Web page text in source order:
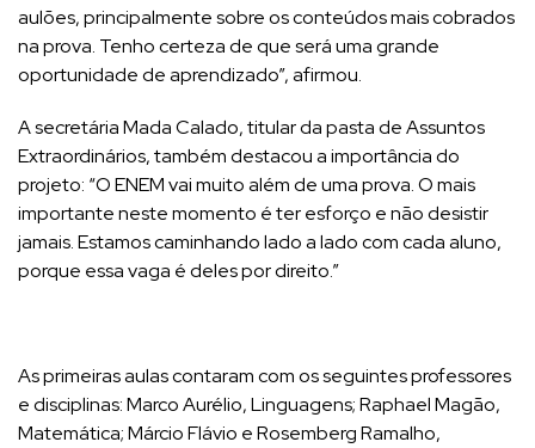
aulões, principalmente sobre os conteúdos mais cobrados
na prova. Tenho certeza de que será uma grande
oportunidade de aprendizado”, afirmou.
A secretária Mada Calado, titular da pasta de Assuntos
Extraordinários, também destacou a importância do
projeto: “O ENEM vai muito além de uma prova. O mais
importante neste momento é ter esforço e não desistir
jamais. Estamos caminhando lado a lado com cada aluno,
porque essa vaga é deles por direito.”
As primeiras aulas contaram com os seguintes professores
e disciplinas: Marco Aurélio, Linguagens; Raphael Magão,
Matemática; Márcio Flávio e Rosemberg Ramalho,